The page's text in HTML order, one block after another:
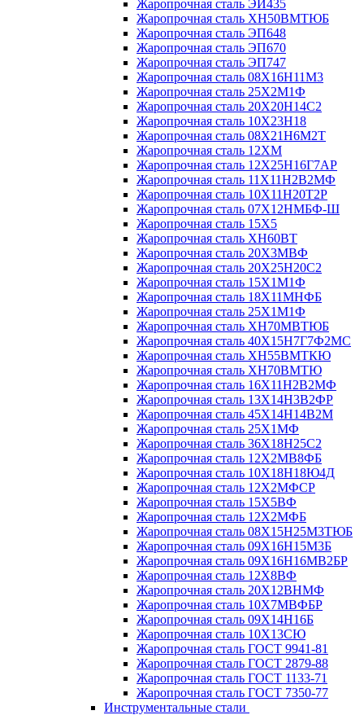
Жаропрочная сталь ЭИ435
Жаропрочная сталь ХН50ВМТЮБ
Жаропрочная сталь ЭП648
Жаропрочная сталь ЭП670
Жаропрочная сталь ЭП747
Жаропрочная сталь 08Х16Н11М3
Жаропрочная сталь 25Х2М1Ф
Жаропрочная сталь 20Х20Н14С2
Жаропрочная сталь 10Х23Н18
Жаропрочная сталь 08Х21Н6М2Т
Жаропрочная сталь 12ХМ
Жаропрочная сталь 12Х25Н16Г7АР
Жаропрочная сталь 11Х11Н2В2МФ
Жаропрочная сталь 10Х11Н20Т2Р
Жаропрочная сталь 07Х12НМБФ-Ш
Жаропрочная сталь 15Х5
Жаропрочная сталь ХН60ВТ
Жаропрочная сталь 20Х3МВФ
Жаропрочная сталь 20Х25Н20С2
Жаропрочная сталь 15Х1М1Ф
Жаропрочная сталь 18Х11МНФБ
Жаропрочная сталь 25Х1М1Ф
Жаропрочная сталь ХН70МВТЮБ
Жаропрочная сталь 40Х15Н7Г7Ф2МС
Жаропрочная сталь ХН55ВМТКЮ
Жаропрочная сталь ХН70ВМТЮ
Жаропрочная сталь 16Х11Н2В2МФ
Жаропрочная сталь 13Х14Н3В2ФР
Жаропрочная сталь 45Х14Н14В2М
Жаропрочная сталь 25Х1МФ
Жаропрочная сталь 36Х18Н25С2
Жаропрочная сталь 12Х2МВ8ФБ
Жаропрочная сталь 10Х18Н18Ю4Д
Жаропрочная сталь 12Х2МФСР
Жаропрочная сталь 15Х5ВФ
Жаропрочная сталь 12Х2МФБ
Жаропрочная сталь 08Х15Н25М3ТЮБ
Жаропрочная сталь 09Х16Н15М3Б
Жаропрочная сталь 09Х16Н16МВ2БР
Жаропрочная сталь 12Х8ВФ
Жаропрочная сталь 20Х12ВНМФ
Жаропрочная сталь 10Х7МВФБР
Жаропрочная сталь 09Х14Н16Б
Жаропрочная сталь 10Х13СЮ
Жаропрочная сталь ГОСТ 9941-81
Жаропрочная сталь ГОСТ 2879-88
Жаропрочная сталь ГОСТ 1133-71
Жаропрочная сталь ГОСТ 7350-77
Инструментальные стали